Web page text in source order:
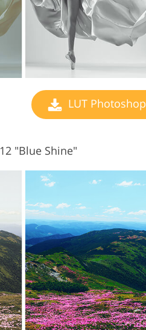
LUT Photoshop
"Blue Shine"